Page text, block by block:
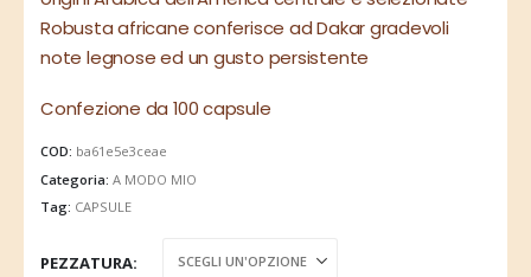
Robusta africane conferisce ad Dakar gradevoli
note legnose ed un gusto persistente
Confezione da 100 capsule
COD: ba61e5e3ceae
Categoria:A MODO MIO
Tag: CAPSULE
PEZZATURA